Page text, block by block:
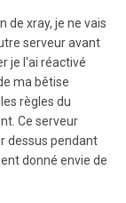
de xray, je ne vais
serveur avant
je l'ai réactivé
ma bêtise
règles du
Ce serveur
dessus pendant
donné envie de